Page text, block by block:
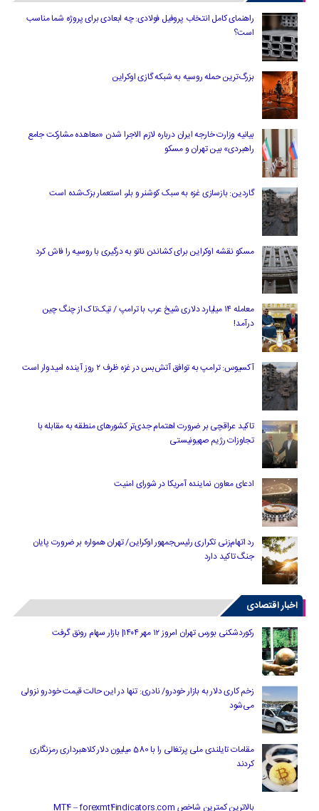
راهنمای کامل انتخاب پروفیل فولادی: چه ابعادی برای پروژه شما مناسب
است؟
بزرگ‌ترین حمله روسیه به شبکه گازی اوکراین
بیانیه وزارت خارجه ایران درباره لازم‌ الاجرا شدن «معاهده مشارکت جامع
راهبردی» بین تهران و مسکو
گاردین: بازسازی غزه به سبک کوشنر و بلر، استعمار بزک‌شده است
مسکو نقشه اوکراین برای کشاندن ناتو به درگیری با روسیه را فاش کرد
معامله ۱۴ میلیارد دلاری شیخ عرب با ترامپ / تیک‌تاک از چنگ چین
درآمد!
آکسیوس: ترامپ به توافق آتش‌بس در غزه ظرف ۲ روز آینده امیدوار است
تاکید عراقچی بر ضرورت اهتمام جدی‌تر کشورهای منطقه به مقابله با
تجاوزات رژیم صهیونیستی
ادعای معاون نماینده آمریکا در شورای امنیت
رد اتهام‌زنی تکراری رئیس‌جمهور اوکراین/ تهران همواره بر ضرورت پایان
جنگ تاکید دارد
اخبار اقتصادی
رکوردشکنی بورس تهران امروز ۱۲ مهر ۱۴۰۴| بازار سهام رونق گرفت
زخم کاری دلار به بازار خودرو/ نادری: تنها در این حالت قیمت خودرو نزولی
می‌شود
مقامات تایلندی ملی پرتغالی را با 580 میلیون دلار کلاهبرداری رمزنگاری
کردند
بالاترین کمترین شاخص MT4 – forexmt4indicators.com